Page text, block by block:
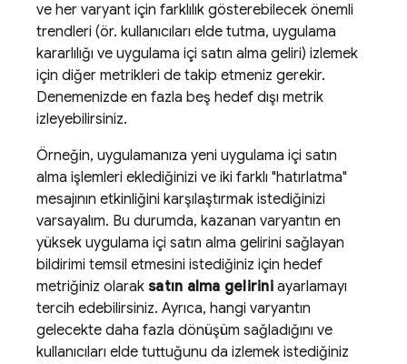
ve her varyant için farklılık gösterebilecek önemli
trendleri (ör. kullanıcıları elde tutma, uygulama
kararlılığı ve uygulama içi satın alma geliri) izlemek
için diğer metrikleri de takip etmeniz gerekir.
Denemenizde en fazla beş hedef dışı metrik
izleyebilirsiniz.
Örneğin, uygulamanıza yeni uygulama içi satın
alma işlemleri eklediğinizi ve iki farklı "hatırlatma"
mesajının etkinliğini karşılaştırmak istediğinizi
varsayalım. Bu durumda, kazanan varyantın en
yüksek uygulama içi satın alma gelirini sağlayan
bildirimi temsil etmesini istediğiniz için hedef
metriğiniz olarak satın alma geliriniayarlamayı
tercih edebilirsiniz. Ayrıca, hangi varyantın
gelecekte daha fazla dönüşüm sağladığını ve
kullanıcıları elde tuttuğunu da izlemek istediğiniz